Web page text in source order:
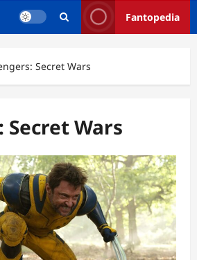
Fantopedia
Secret Wars
Wars